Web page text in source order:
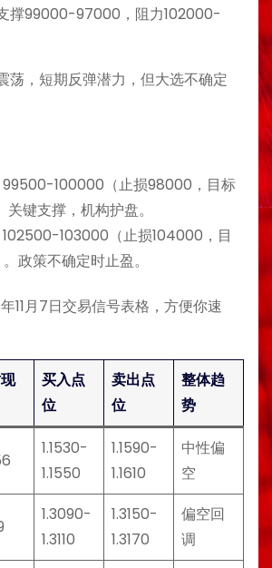
撑99000-97000，阻力102000-
荡，短期反弹潜力，但大选不确定
99500-100000（止损98000，目标
键支撑，机构护盘。
102500-103000（止损104000，目
政策不确定时止盈。
11月7日交易信号表格，方便你速
买入点
位
卖出点
位
整体趋
势
1.1530-
1.1550
1.1590-
1.1610
中性偏
空
1.3090-
1.3110
1.3150-
1.3170
偏空回
调